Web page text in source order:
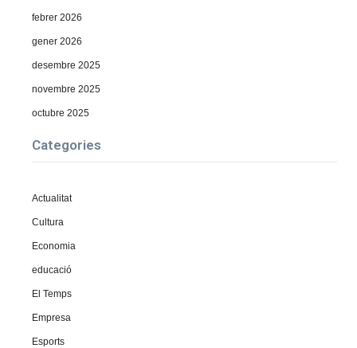
febrer 2026
gener 2026
desembre 2025
novembre 2025
octubre 2025
Categories
Actualitat
Cultura
Economia
educació
El Temps
Empresa
Esports